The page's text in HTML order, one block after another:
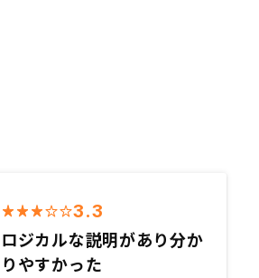
3.3
ロジカルな説明があり分か
りやすかった